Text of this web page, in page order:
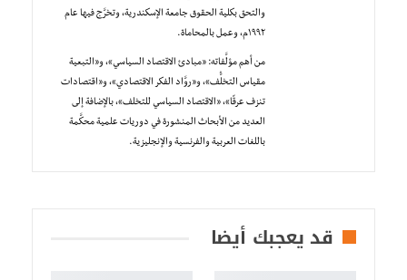
والتحق بكلية الحقوق جامعة الإسكندرية، وتخرَّج فيها عام
١٩٩٢م، وعمل بالمحاماة.
من أهم مؤلَّفاته: «مبادئ الاقتصاد السياسي»، و«التبعية
مقياس التخلُّف»، و«روَّاد الفكر الاقتصادي»، و«اقتصادات
تنزف عرقًا»، «الاقتصاد السياسي للتخلف»، بالإضافة إلى
العديد من الأبحاث المنشورة في دوريات علمية محكَّمة
باللغات العربية والفرنسية والإنجليزية.
قد يعجبك أيضا